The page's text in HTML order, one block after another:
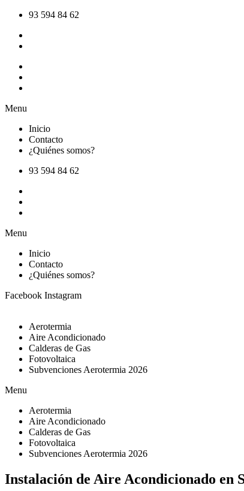
contenido
93 594 84 62
Menu
Inicio
Contacto
¿Quiénes somos?
93 594 84 62
Menu
Inicio
Contacto
¿Quiénes somos?
Facebook Instagram
Aerotermia
Aire Acondicionado
Calderas de Gas
Fotovoltaica
Subvenciones Aerotermia 2026
Menu
Aerotermia
Aire Acondicionado
Calderas de Gas
Fotovoltaica
Subvenciones Aerotermia 2026
Instalación de Aire Acondicionado en